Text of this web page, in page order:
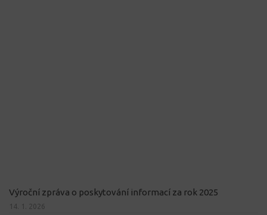
Výroční zpráva o poskytování informací za rok 2025
14. 1. 2026